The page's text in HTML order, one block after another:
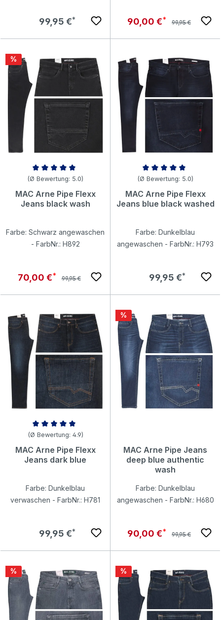
Regulärer Preis:
99,95 € Verkaufspreis:
90,00 € Regulärer Preis:
99,95 €
Rabatt
%
Durchschnittliche Bewertung von 5 von 5 Sternen
(Ø Bewertung: 5.0)
MAC Arne Pipe Flexx
Jeans black wash
Farbe: Schwarz angewaschen
- FarbNr.: H892
Verkaufspreis:
70,00 € Regulärer Preis:
99,95 €
Durchschnittliche Bewertung
(Ø Bewertung: 5.0)
MAC Arne Pipe Flexx
Jeans blue black washed
Farbe: Dunkelblau
angewaschen - FarbNr.: H793
Regulärer Preis:
99,95 €
Durchschnittliche Bewertung von 4.92 von 5 Sternen
(Ø Bewertung: 4.9)
MAC Arne Pipe Flexx
Jeans dark blue
Farbe: Dunkelblau
verwaschen - FarbNr.: H781
Regulärer Preis:
99,95 €
Rabatt
%
MAC Arne Pipe Jeans
deep blue authentic
wash
Farbe: Dunkelblau
angewaschen - FarbNr.: H680
Verkaufspreis:
90,00 € Regulärer Preis:
99,95 €
Rabatt
% Rabatt
%